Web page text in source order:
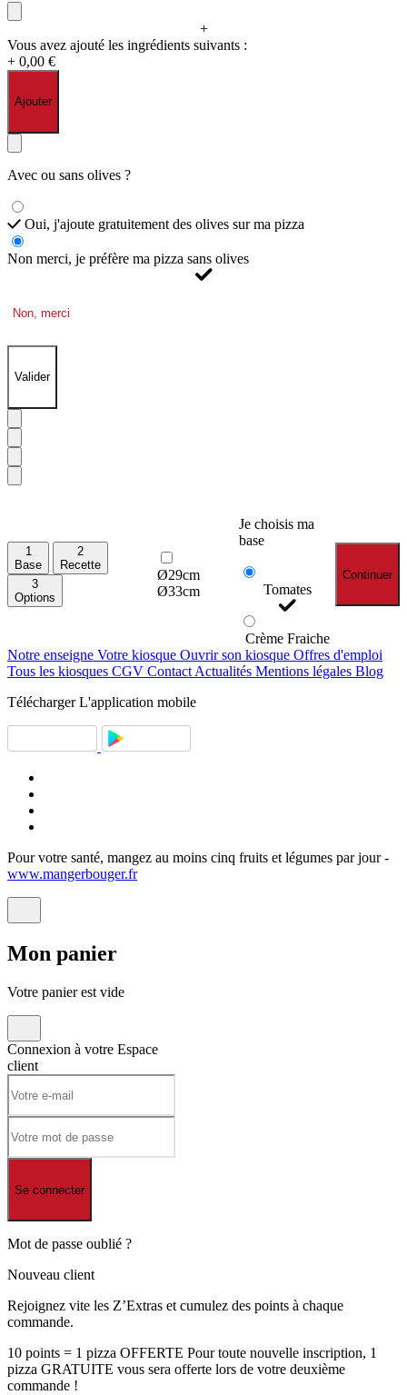
+
Vous avez ajouté les ingrédients suivants :
+ 0,00 €
Ajouter
Avec ou sans olives ?
Oui, j'ajoute gratuitement des olives sur ma pizza
Non merci, je préfère ma pizza sans olives
Non, merci
Valider
1
Base
2
Recette
3
Options
Ø29cm
Ø33cm
Je choisis ma
base
Tomates
Crème Fraiche
Continuer
Notre enseigne Votre kiosque Ouvrir son kiosque Offres d'emploi
Tous les kiosques CGV Contact Actualités Mentions légales Blog
Télécharger L'application mobile
Pour votre santé, mangez au moins cinq fruits et légumes par jour -
www.mangerbouger.fr
Mon panier
Votre panier est vide
Connexion à votre Espace
client
Se connecter
Mot de passe oublié ?
Nouveau client
Rejoignez vite les Z’Extras et cumulez des points à chaque
commande.
10 points = 1 pizza OFFERTE Pour toute nouvelle inscription, 1
pizza GRATUITE vous sera offerte lors de votre deuxième
commande !